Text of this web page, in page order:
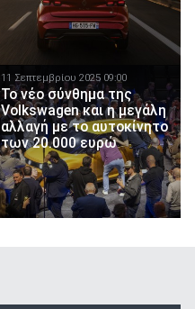
11 Σεπτεμβρίου 2025 09:00
Το νέο σύνθημα της
Volkswagen και η μεγάλη
αλλαγή με το αυτοκίνητο
των 20.000 ευρώ